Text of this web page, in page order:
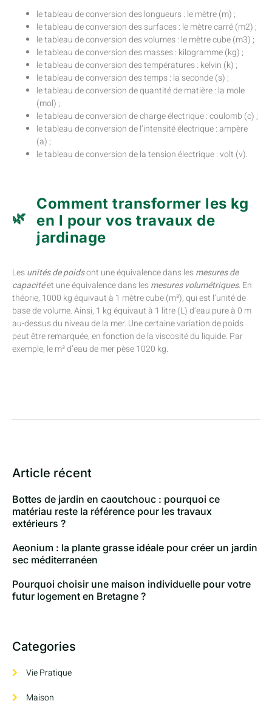
le tableau de conversion des longueurs : le mètre (m) ;
le tableau de conversion des surfaces : le mètre carré (m2) ;
le tableau de conversion des volumes : le mètre cube (m3) ;
le tableau de conversion des masses : kilogramme (kg) ;
le tableau de conversion des températures : kelvin (k) ;
le tableau de conversion des temps : la seconde (s) ;
le tableau de conversion de quantité de matière : la mole
(mol) ;
le tableau de conversion de charge électrique : coulomb (c) ;
le tableau de conversion de l’intensité électrique : ampère
(a) ;
le tableau de conversion de la tension électrique : volt (v).
Comment transformer les kg
en l pour vos travaux de
jardinage
Lesunités de poidsont une équivalence dans lesmesures de
capacitéet une équivalence dans lesmesures volumétriques. En
théorie, 1000 kg équivaut à 1 mètre cube (m³), qui est l’unité de
base de volume. Ainsi, 1 kg équivaut à 1 litre (L) d’eau pure à 0 m
au-dessus du niveau de la mer. Une certaine variation de poids
peut être remarquée, en fonction de la viscosité du liquide. Par
exemple, le m³ d’eau de mer pèse 1020 kg.
Article récent
Bottes de jardin en caoutchouc : pourquoi ce
matériau reste la référence pour les travaux
extérieurs ?
Aeonium : la plante grasse idéale pour créer un jardin
sec méditerranéen
Pourquoi choisir une maison individuelle pour votre
futur logement en Bretagne ?
Categories
Vie Pratique
Maison